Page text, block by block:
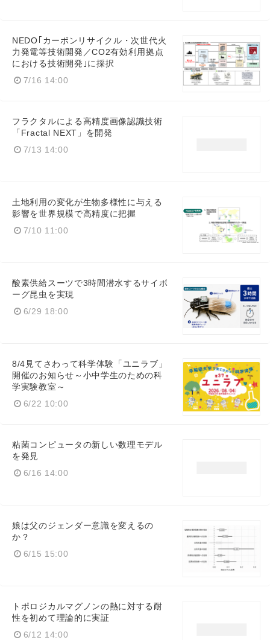
NEDO｢カーボンリサイクル・次世代火
力発電等技術開発／CO2有効利用拠点
における技術開発｣に採択
7/16 14:00
フラクタルによる高精度画像認識技術
「Fractal NEXT」を開発
7/13 14:00
土地利用の変化が生物多様性に与える
影響を世界規模で高精度に把握
7/10 11:00
酸素供給スーツで3時間潜水するサイボ
ーグ昆虫を実現
6/29 18:00
8/4見てさわって科学体験「ユニラブ」
開催のお知らせ～小中学生のための科
学実験教室～
6/22 10:00
粘菌コンピュータの新しい数理モデル
を発見
6/16 14:00
娘は父のジェンダー意識を変えるの
か？
6/15 15:00
トポロジカルマグノンの熱に対する耐
性を初めて理論的に実証
6/12 14:00
Japanese